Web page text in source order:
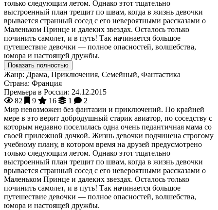
только следующим летом. Однако этот тщательно
выстроенный план трещит по швам, когда в жизнь девочки
врывается странный сосед с его невероятными рассказами о
Маленьком Принце и далеких звездах. Осталось только
починить самолет, и в путь! Так начинается большое
путешествие девочки — полное опасностей, волшебства,
юмора и настоящей дружбы.
Показать полностью
Жанр: Драма, Приключения, Семейный, Фантастика
Страна: Франция
Премьера в России: 24.12.2015
82
9 16 1
2
Мир невозможен без фантазии и приключений. По крайней
мере в это верит добродушный старик авиатор, по соседству с
которым недавно поселилась одна очень педантичная мама со
своей прилежной дочкой. Жизнь девочки подчинена строгому
учебному плану, в котором время на друзей предусмотрено
только следующим летом. Однако этот тщательно
выстроенный план трещит по швам, когда в жизнь девочки
врывается странный сосед с его невероятными рассказами о
Маленьком Принце и далеких звездах. Осталось только
починить самолет, и в путь! Так начинается большое
путешествие девочки — полное опасностей, волшебства,
юмора и настоящей дружбы.